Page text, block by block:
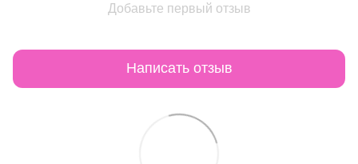
Добавьте первый отзыв
Написать отзыв